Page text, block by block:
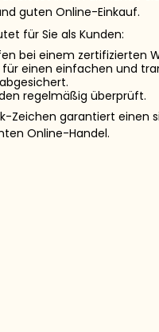
guten Online-Einkauf.
für Sie als Kunden:
bei einem zertifizierten
für einen einfachen und
regelmäßig überprüft.
Zeichen garantiert einen
Online-Handel.